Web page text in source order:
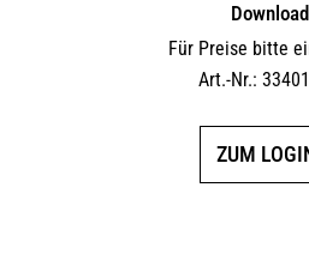
Download
Für Preise bitte
Art.-Nr.:
ZUM